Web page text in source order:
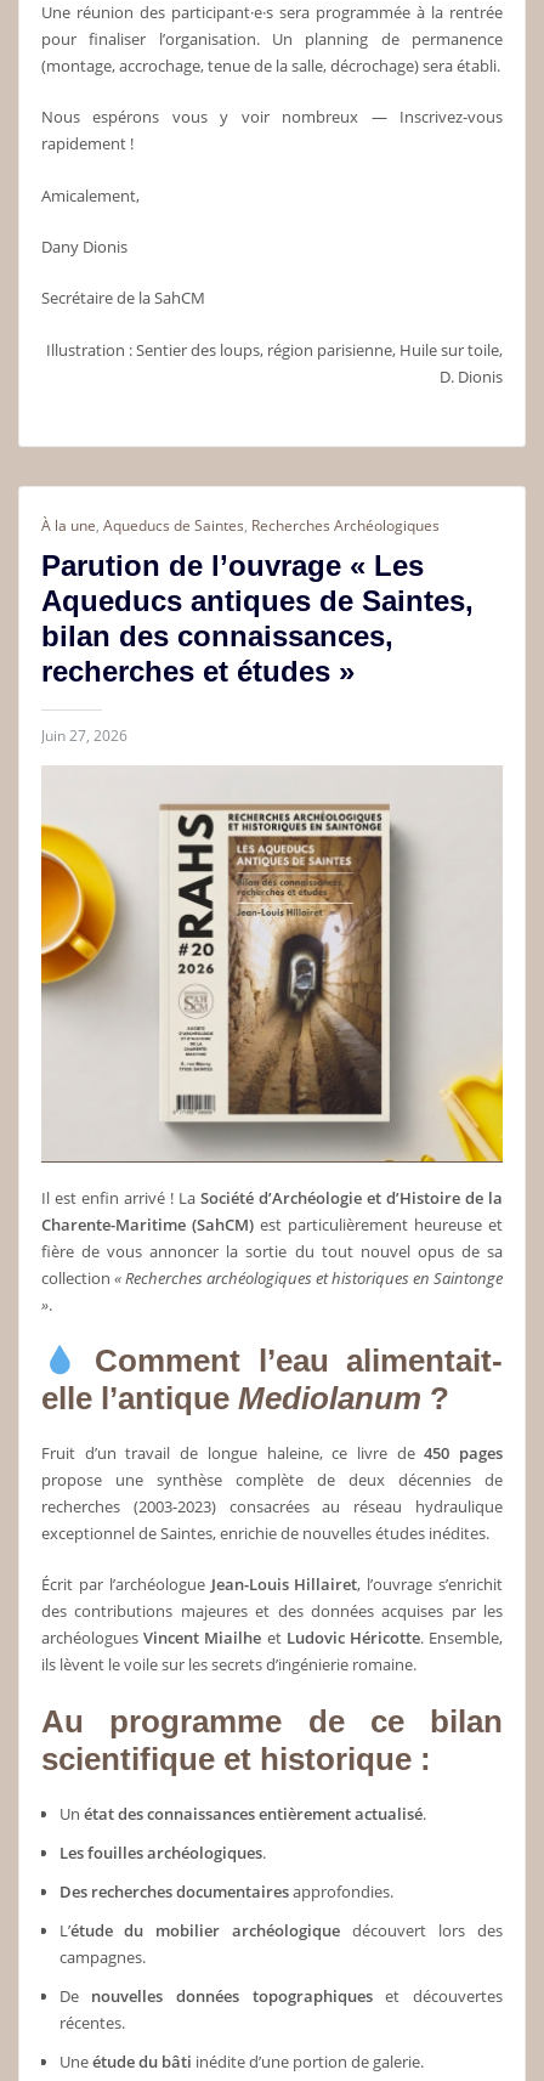
Une réunion des participant·e·s sera programmée à la rentrée
pour finaliser l’organisation. Un planning de permanence
(montage, accrochage, tenue de la salle, décrochage) sera établi.
Nous espérons vous y voir nombreux — Inscrivez‑vous
rapidement !
Amicalement,
Dany Dionis
Secrétaire de la SahCM
Illustration : Sentier des loups, région parisienne, Huile sur toile,
D. Dionis
À la une, Aqueducs de Saintes, Recherches Archéologiques
Parution de l’ouvrage « Les
Aqueducs antiques de Saintes,
bilan des connaissances,
recherches et études »
Juin 27, 2026
Il est enfin arrivé ! LaSociété d’Archéologie et d’Histoire de la
Charente-Maritime (SahCM)est particulièrement heureuse et
fière de vous annoncer la sortie du tout nouvel opus de sa
collection « Recherches archéologiques et historiques en Saintonge
».
Comment l’eau alimentait-
elle l’antique Mediolanum ?
Fruit d’un travail de longue haleine, ce livre de450 pages
propose une synthèse complète de deux décennies de
recherches (2003-2023) consacrées au réseau hydraulique
exceptionnel de Saintes, enrichie de nouvelles études inédites.
Écrit par l’archéologue Jean-Louis Hillairet, l’ouvrage s’enrichit
des contributions majeures et des données acquises par les
archéologuesVincent Miailhe et Ludovic Héricotte. Ensemble,
ils lèvent le voile sur les secrets d’ingénierie romaine.
Au programme de ce bilan
scientifique et historique :
Un état des connaissances entièrement actualisé.
Les fouilles archéologiques.
Des recherches documentairesapprofondies.
L’étude du mobilier archéologique découvert lors des
campagnes.
De nouvelles données topographiqueset découvertes
récentes.
Uneétude du bâti inédite d’une portion de galerie.